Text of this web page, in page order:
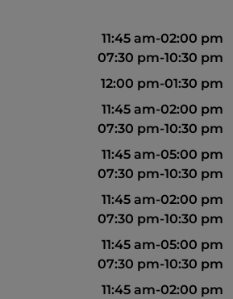
Badezimmer
11:45 am-02:00 pm
07:30 pm-10:30 pm
12:00 pm-01:30 pm
11:45 am-02:00 pm
07:30 pm-10:30 pm
11:45 am-05:00 pm
07:30 pm-10:30 pm
11:45 am-02:00 pm
07:30 pm-10:30 pm
11:45 am-05:00 pm
07:30 pm-10:30 pm
11:45 am-02:00 pm